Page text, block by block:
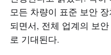
모든 차량이 표준 보안
되면서, 전체 업계의 보
로 기대된다.